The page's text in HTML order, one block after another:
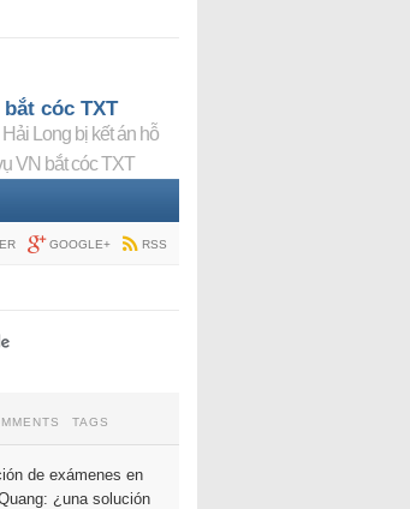
cóc TXT
Long bị kết án hỗ
VN bắt cóc TXT
GOOGLE+ RSS
TAGS
de exámenes en
¿una solución